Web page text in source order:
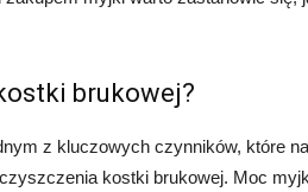
brukowej?
z kluczowych czynników, które
kostki brukowej. Moc